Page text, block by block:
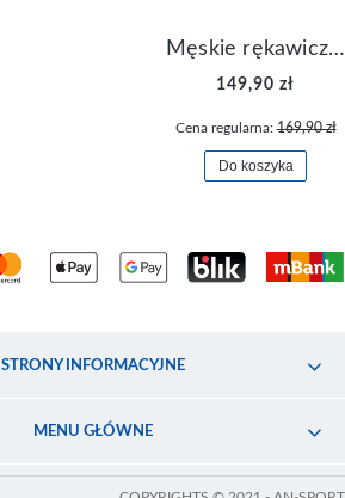
Męskie rękawiczki Nike Dri-FIT Lightweight Gloves N.RG.M0.082
149,90 zł
Cena regularna:169,90 zł
Do koszyka
STRONY INFORMACYJNE
MENU GŁÓWNE